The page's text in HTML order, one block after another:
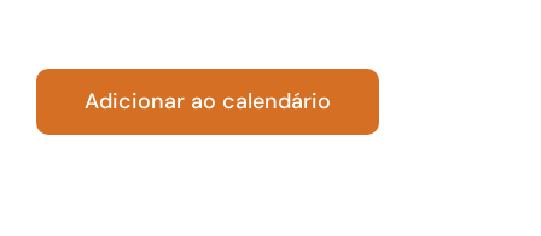
Adicionar ao calendário